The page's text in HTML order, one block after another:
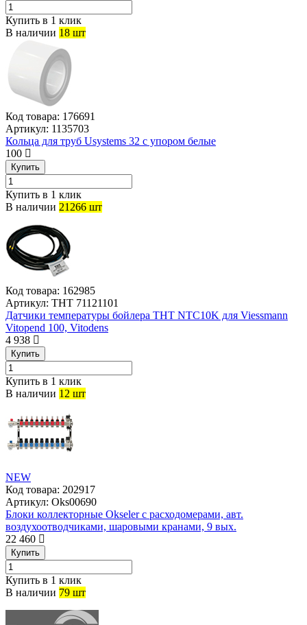
Купить в 1 клик
В наличии 18 шт
Код товара: 176691
Артикул: 1135703
Кольца для труб Usystems 32 с упором белые
100
Купить
Купить в 1 клик
В наличии 21266 шт
Код товара: 162985
Артикул: THT 71121101
Датчики температуры бойлера THT NTC10K для Viessmann
Vitopend 100, Vitodens
4 938
Купить
Купить в 1 клик
В наличии 12 шт
NEW
Код товара: 202917
Артикул: Oks00690
Блоки коллекторные Okseler с расходомерами, авт.
воздухоотводчиками, шаровыми кранами, 9 вых.
22 460
Купить
Купить в 1 клик
В наличии 79 шт